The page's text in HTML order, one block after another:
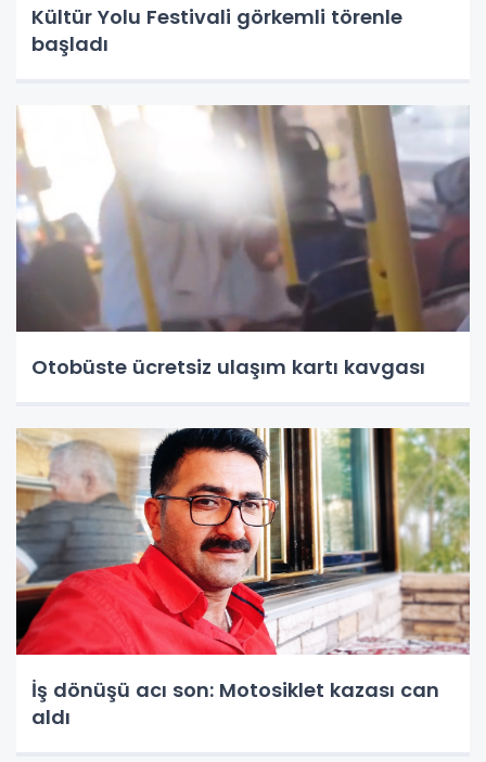
Kültür Yolu Festivali görkemli törenle
başladı
Otobüste ücretsiz ulaşım kartı kavgası
İş dönüşü acı son: Motosiklet kazası can
aldı